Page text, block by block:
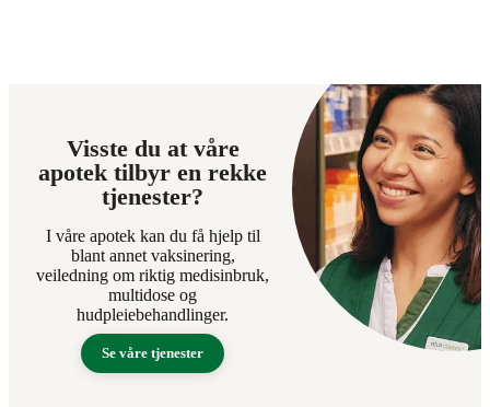
Visste du at våre
apotek tilbyr en rekke
tjenester?
I våre apotek kan du få hjelp til
blant annet vaksinering,
veiledning om riktig medisinbruk,
multidose og
hudpleiebehandlinger.
Se våre tjenester